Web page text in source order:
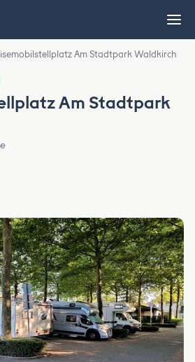
Am Stadtpark Waldkirch
Am Stadtpark